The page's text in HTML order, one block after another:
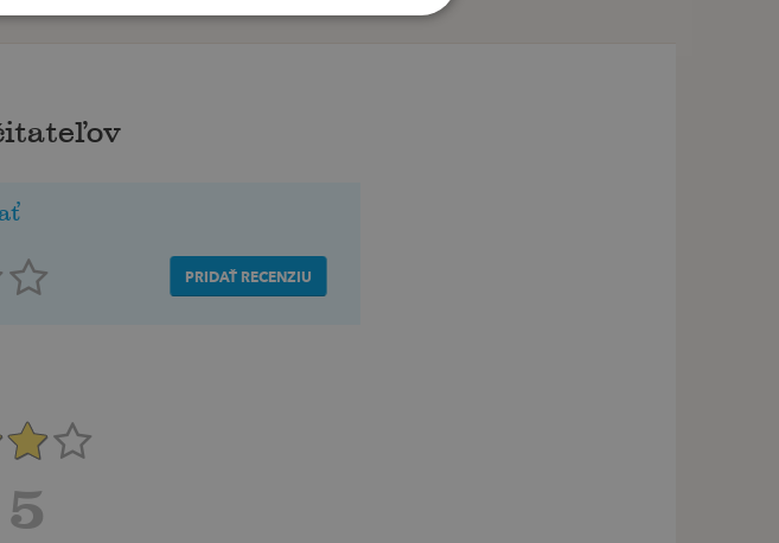
PRIDAŤ RECENZIU